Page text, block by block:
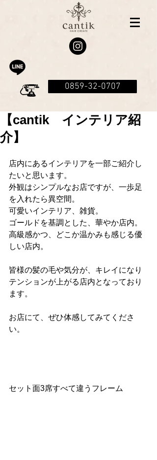
0859-32-0707
【cantik インテリア紹
介】
店内にあるインテリアを一部ご紹介し
たいと思います。
外観はシンプルなお店ですが、一歩足
を入れたら異空間。
可愛いインテリア、雑貨。
ゴールドを基調とした、華やか店内。
高級感かつ、どこか温かみも感じる優
しい店内。
皆様の髪の毛や気分が、キレイになり
テンションが上がる店内となっており
ます。
お店にて、ぜひ体感してみてくださ
い。
セット面3席すべて違うフレーム